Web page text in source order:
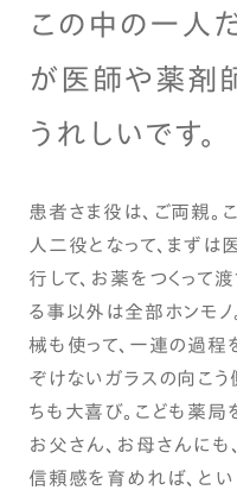
この中の一人
が医師や薬剤
うれしいです。
患者さま役は、ご両親。
人二役となって、まずは
行して、お薬をつくって
る事以外は全部ホンモ
械も使って、一連の過程
ぞけないガラスの向こう
ちも大喜び。こども薬局
お父さん、お母さんに
信頼感を育めれば、と